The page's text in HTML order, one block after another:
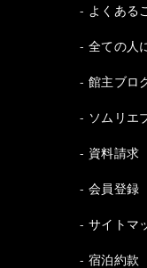
よくある
全ての人
館主ブロ
ソムリエ
資料請求
会員登録
サイトマ
宿泊約款